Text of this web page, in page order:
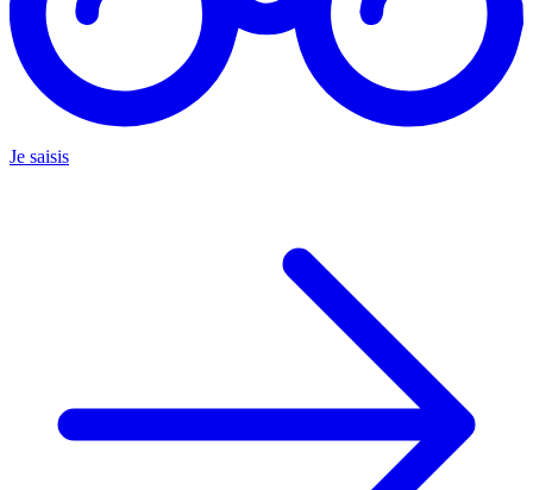
Je saisis